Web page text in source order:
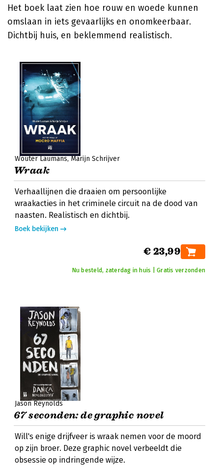
Het boek laat zien hoe rouw en woede kunnen
omslaan in iets gevaarlijks en onomkeerbaar.
Dichtbij huis, en beklemmend realistisch.
Wouter Laumans Marijn Schrijver
Wraak
Verhaallijnen die draaien om persoonlijke
wraakacties in het criminele circuit na de dood van
naasten. Realistisch en dichtbij.
Boek bekijken
€ 23,99
Nu besteld, zaterdag in huis | Gratis verzonden
Jason Reynolds
67 seconden: de graphic novel
Will's enige drijfveer is wraak nemen voor de moord
op zijn broer. Deze graphic novel verbeeldt die
obsessie op indringende wijze.